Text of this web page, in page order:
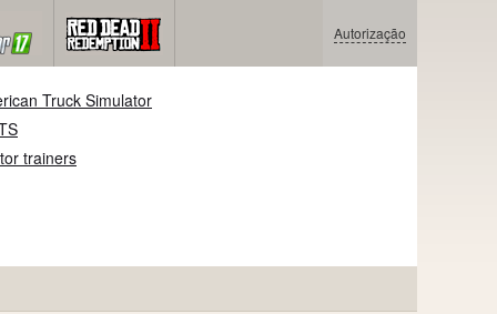
Autorização
Truck Simulator
trainers